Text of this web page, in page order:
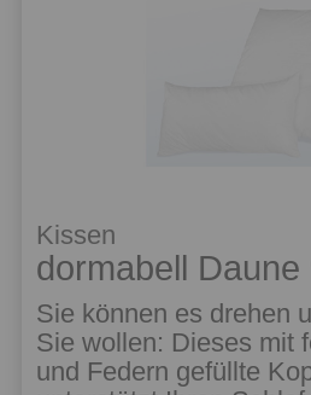
Kissen
dormabell Daune
Sie können es drehen
Sie wollen: Dieses mit
und Federn gefüllte